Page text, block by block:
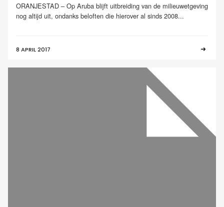
ORANJESTAD – Op Aruba blijft uitbreiding van de milieuwetgeving
nog altijd uit, ondanks beloften die hierover al sinds 2008...
8 APRIL 2017